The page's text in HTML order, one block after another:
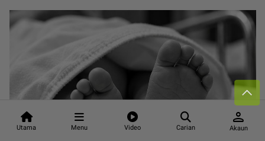
Utama Menu Video Carian
person
Akaun